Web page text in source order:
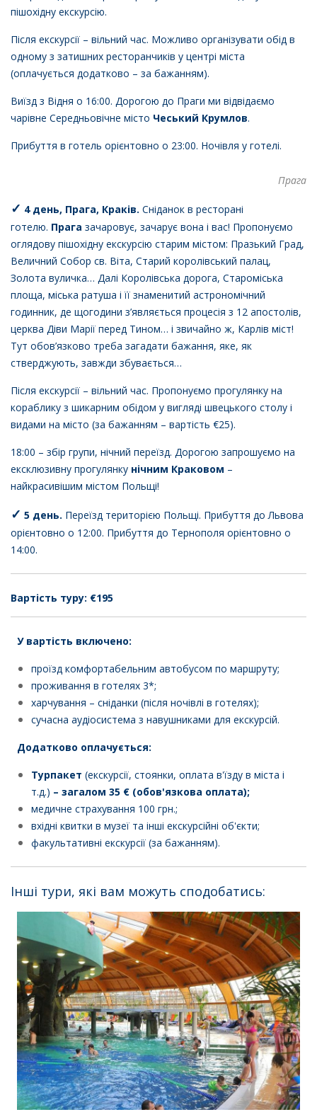
пішохідну екскурсію.
Після екскурсії – вільний час. Можливо організувати обід в
одному з затишних ресторанчиків у центрі міста
(оплачується додатково – за бажанням).
Виїзд з Відня о 16:00. Дорогою до Праги ми відвідаємо
чарівне Середньовічне місто Чеський Крумлов.
Прибуття в готель орієнтовно о 23:00. Ночівля у готелі.
Прага
✓ 4 день, Прага, Краків. Сніданок в ресторані
готелю. Прага зачаровує, зачарує вона і вас! Пропонуємо
оглядову пішохідну екскурсію старим містом: Празький Град,
Величний Собор св. Віта, Старий королівський палац,
Золота вуличка… Далі Королівська дорога, Староміська
площа, міська ратуша і її знаменитий астрономічний
годинник, де щогодини з’являється процесія з 12 апостолів,
церква Діви Марії перед Тином… і звичайно ж, Карлів міст!
Тут обов’язково треба загадати бажання, яке, як
стверджують, завжди збувається…
Після екскурсії – вільний час. Пропонуємо прогулянку на
кораблику з шикарним обідом у вигляді швецького столу і
видами на місто (за бажанням – вартість €25).
18:00 – збір групи, нічний переїзд. Дорогою запрошуємо на
ексклюзивну прогулянку нічним Краковом –
найкрасивішим містом Польщі!
✓ 5 день. Переїзд територією Польщі. Прибуття доЛьвова
орієнтовно о 12:00. Прибуття до Тернополя орієнтовно о
14:00.
Вартість туру: €195
У вартість включено:
проїзд комфортабельним автобусом по маршруту;
проживання в готелях 3*;
харчування – сніданки (після ночівлі в готелях);
сучасна аудіосистема з навушниками для екскурсій.
Додатково оплачується:
Турпакет (екскурсії, стоянки, оплата в'їзду в міста і
т.д.) – загалом 35 € (обов'язкова оплата);
медичне страхування 100 грн.;
вхідні квитки в музеї та інші екскурсійні об'єкти;
факультативні екскурсії (за бажанням).
Інші тури, які вам можуть сподобатись: